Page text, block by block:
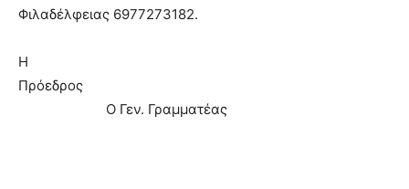
Φιλαδέλφειας 6977273182.
Η
Πρόεδρος
Ο Γεν. Γραμματέας